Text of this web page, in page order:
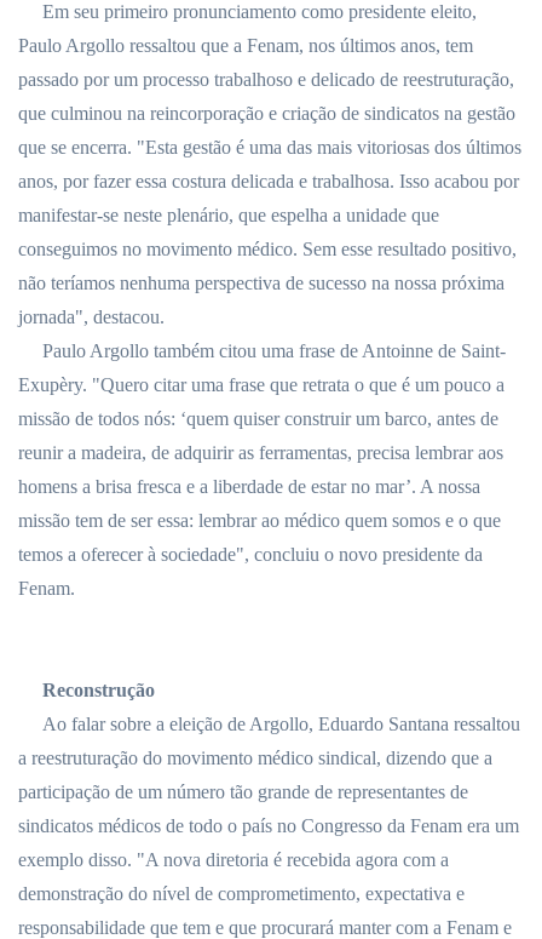
Em seu primeiro pronunciamento como presidente eleito,
Paulo Argollo ressaltou que a Fenam, nos últimos anos, tem
passado por um processo trabalhoso e delicado de reestruturação,
que culminou na reincorporação e criação de sindicatos na gestão
que se encerra. "Esta gestão é uma das mais vitoriosas dos últimos
anos, por fazer essa costura delicada e trabalhosa. Isso acabou por
manifestar-se neste plenário, que espelha a unidade que
conseguimos no movimento médico. Sem esse resultado positivo,
não teríamos nenhuma perspectiva de sucesso na nossa próxima
jornada", destacou.
Paulo Argollo também citou uma frase de Antoinne de Saint-
Exupèry. "Quero citar uma frase que retrata o que é um pouco a
missão de todos nós: ‘quem quiser construir um barco, antes de
reunir a madeira, de adquirir as ferramentas, precisa lembrar aos
homens a brisa fresca e a liberdade de estar no mar’. A nossa
missão tem de ser essa: lembrar ao médico quem somos e o que
temos a oferecer à sociedade", concluiu o novo presidente da
Fenam.
Reconstrução
Ao falar sobre a eleição de Argollo, Eduardo Santana ressaltou
a reestruturação do movimento médico sindical, dizendo que a
participação de um número tão grande de representantes de
sindicatos médicos de todo o país no Congresso da Fenam era um
exemplo disso. "A nova diretoria é recebida agora com a
demonstração do nível de comprometimento, expectativa e
responsabilidade que tem e que procurará manter com a Fenam e